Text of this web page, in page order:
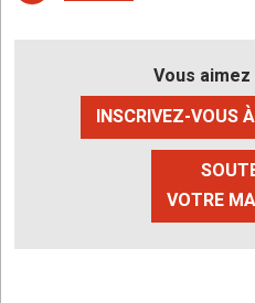
Vous
INSCRIVEZ-VOUS
VOTRE